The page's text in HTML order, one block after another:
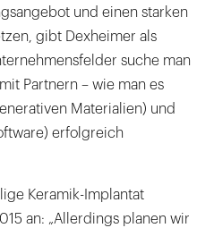
und einen starken
gibt Dexheimer als
suche man
Partnern – wie man es
Materialien) und
erfolgreich
Keramik-Implantat
an: „Allerdings planen wir